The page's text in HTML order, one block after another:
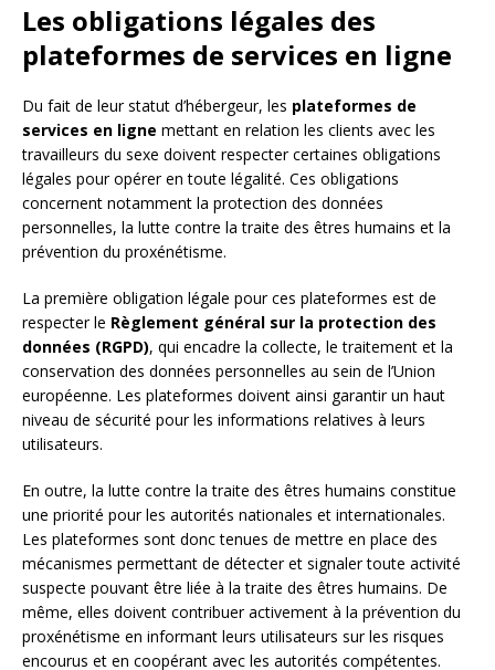
Les obligations légales des
plateformes de services en ligne
Du fait de leur statut d’hébergeur, les plateformes de
services en ligne mettant en relation les clients avec les
travailleurs du sexe doivent respecter certaines obligations
légales pour opérer en toute légalité. Ces obligations
concernent notamment la protection des données
personnelles, la lutte contre la traite des êtres humains et la
prévention du proxénétisme.
La première obligation légale pour ces plateformes est de
respecter le Règlement général sur la protection des
données (RGPD), qui encadre la collecte, le traitement et la
conservation des données personnelles au sein de l’Union
européenne. Les plateformes doivent ainsi garantir un haut
niveau de sécurité pour les informations relatives à leurs
utilisateurs.
En outre, la lutte contre la traite des êtres humains constitue
une priorité pour les autorités nationales et internationales.
Les plateformes sont donc tenues de mettre en place des
mécanismes permettant de détecter et signaler toute activité
suspecte pouvant être liée à la traite des êtres humains. De
même, elles doivent contribuer activement à la prévention du
proxénétisme en informant leurs utilisateurs sur les risques
encourus et en coopérant avec les autorités compétentes.